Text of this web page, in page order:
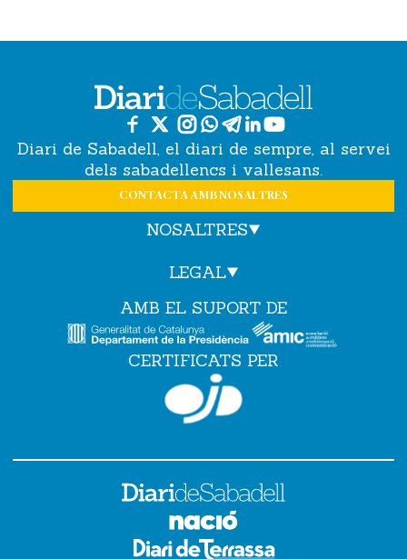
Diari de Sabadell, el diari de sempre, al servei
dels sabadellencs i vallesans.
CONTACTA AMB NOSALTRES
NOSALTRES
LEGAL
AMB EL SUPORT DE
CERTIFICATS PER